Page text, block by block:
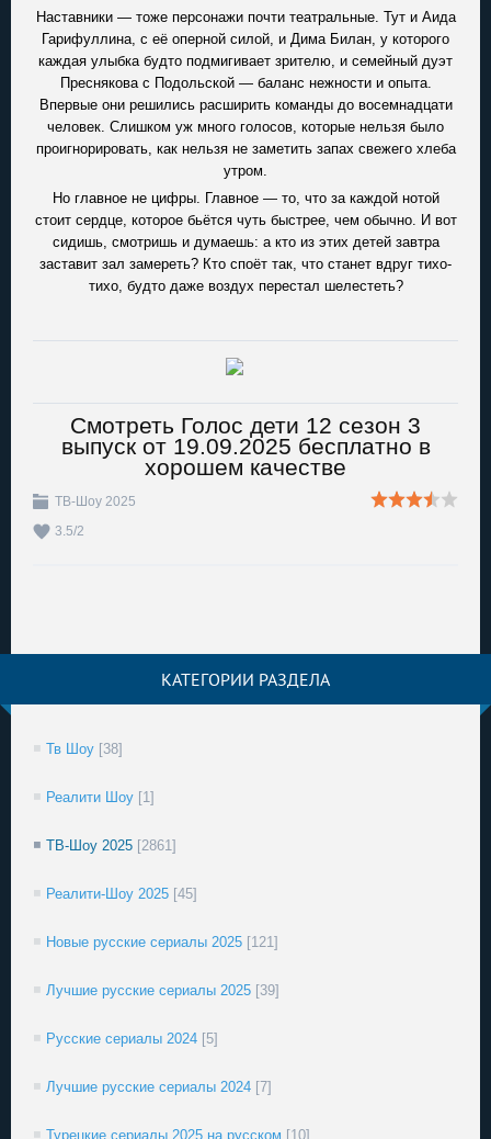
Наставники — тоже персонажи почти театральные. Тут и Аида
Гарифуллина, с её оперной силой, и Дима Билан, у которого
каждая улыбка будто подмигивает зрителю, и семейный дуэт
Преснякова с Подольской — баланс нежности и опыта.
Впервые они решились расширить команды до восемнадцати
человек. Слишком уж много голосов, которые нельзя было
проигнорировать, как нельзя не заметить запах свежего хлеба
утром.
Но главное не цифры. Главное — то, что за каждой нотой
стоит сердце, которое бьётся чуть быстрее, чем обычно. И вот
сидишь, смотришь и думаешь: а кто из этих детей завтра
заставит зал замереть? Кто споёт так, что станет вдруг тихо-
тихо, будто даже воздух перестал шелестеть?
Смотреть Голос дети 12 сезон 3
выпуск от 19.09.2025 бесплатно в
хорошем качестве
ТВ-Шоу 2025
3.5/2
КАТЕГОРИИ РАЗДЕЛА
Тв Шоу [38]
Реалити Шоу [1]
ТВ-Шоу 2025 [2861]
Реалити-Шоу 2025 [45]
Новые русские сериалы 2025 [121]
Лучшие русские сериалы 2025 [39]
Русские сериалы 2024 [5]
Лучшие русские сериалы 2024 [7]
Турецкие сериалы 2025 на русском [10]